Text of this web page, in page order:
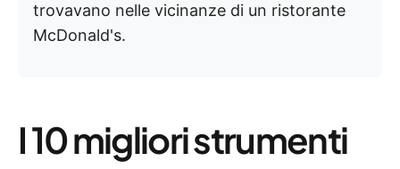
trovavano nelle vicinanze di un ristorante
McDonald's.
I 10 migliori strumenti